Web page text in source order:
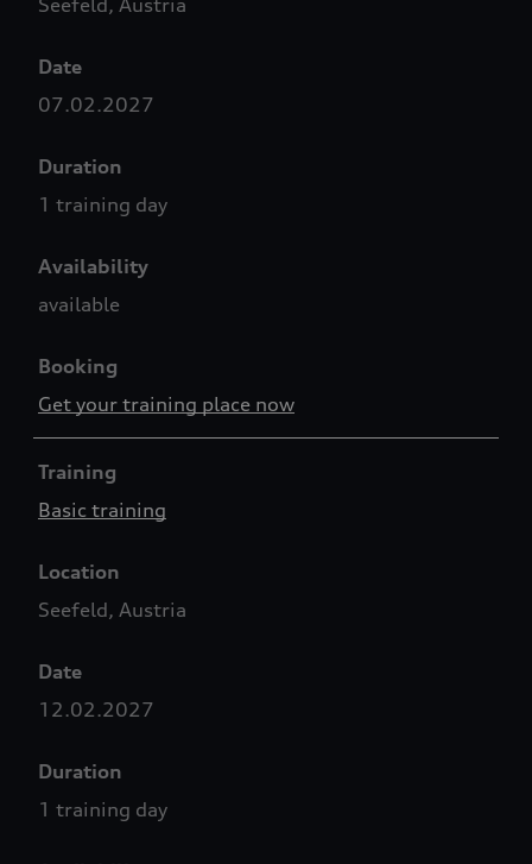
Seefeld, Austria
Date
07.02.2027
Duration
1 training day
Availability
available
Booking
Get your training place now
Training
Basic training
Location
Seefeld, Austria
Date
12.02.2027
Duration
1 training day